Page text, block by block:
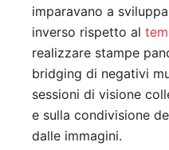
imparavano a
inverso rispetto al
realizzare stampe
bridging di negativi
sessioni di visione
e sulla condivisione
dalle immagini.